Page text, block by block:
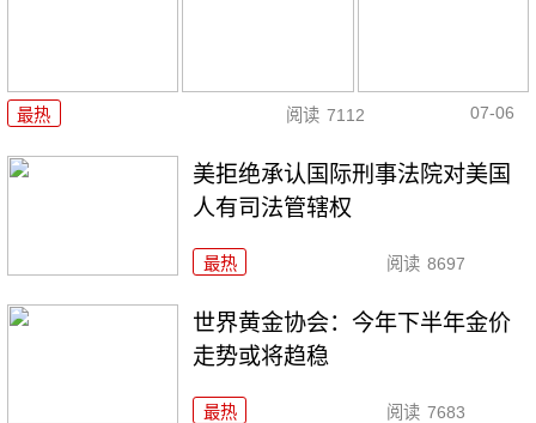
最热 阅读 7112 07-06
美拒绝承认国际刑事法院对美国
人有司法管辖权
最热 阅读 8697
世界黄金协会：今年下半年金价
走势或将趋稳
最热 阅读 7683